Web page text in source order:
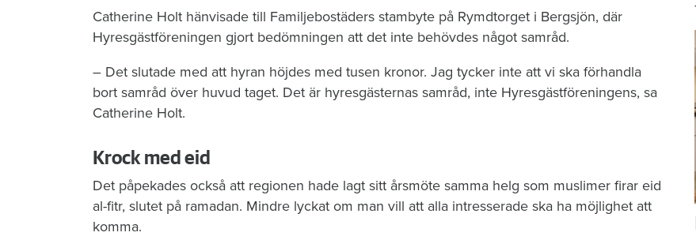
Catherine Holt hänvisade till Familjebostäders stambyte på Rymdtorget i Bergsjön, där
Hyresgästföreningen gjort bedömningen att det inte behövdes något samråd.
– Det slutade med att hyran höjdes med tusen kronor. Jag tycker inte att vi ska förhandla
bort samråd över huvud taget. Det är hyresgästernas samråd, inte Hyresgästföreningens, sa
Catherine Holt.
Krock med eid
Det påpekades också att regionen hade lagt sitt årsmöte samma helg som muslimer firar eid
al-fitr, slutet på ramadan. Mindre lyckat om man vill att alla intresserade ska ha möjlighet att
komma.